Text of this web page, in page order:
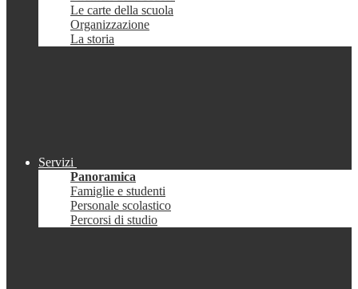
Le carte della scuola
Organizzazione
La storia
Servizi
Panoramica
Famiglie e studenti
Personale scolastico
Percorsi di studio